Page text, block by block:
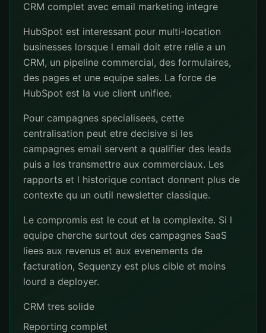
CRM complet avec email marketing integre
HubSpot est interessant pour multi-location
businesses lorsque l email doit etre relie a un
CRM, un pipeline commercial, des formulaires,
des pages et une equipe sales. La force de
HubSpot est la vue client unifiee.
Pour campagnes specialisees, cette
centralisation peut etre decisive si les
campagnes email servent a qualifier des leads
puis a les transmettre aux commerciaux. Les
rapports et l historique contact donnent plus de
contexte qu un outil newsletter classique.
Le compromis est le cout et la complexite. Si l
equipe cherche surtout des campagnes SaaS
liees aux revenus et aux evenements de
facturation, Sequenzy est plus cible et moins
lourd a deployer.
CRM tres solide
Reporting complet